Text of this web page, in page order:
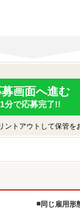
募画面へ進む
1分で応募完了!!
トアウトして保管を
同じ雇用形